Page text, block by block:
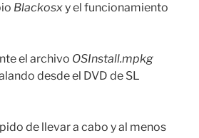
Blackosxy el funcionamiento
el archivo OSInstall.mpkg
desde el DVD de SL
de llevar a cabo y al menos